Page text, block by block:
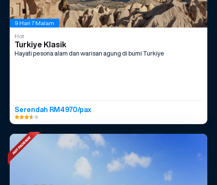
9 Hari 7 Malam
Hot
Turkiye Klasik
Hayati pesona alam dan warisan agung di bumi Turkiye
Serendah RM4970/pax